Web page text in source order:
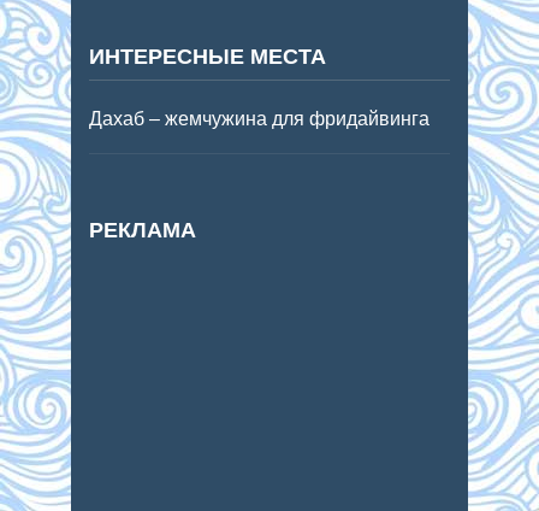
ИНТЕРЕСНЫЕ МЕСТА
Дахаб – жемчужина для фридайвинга
РЕКЛАМА